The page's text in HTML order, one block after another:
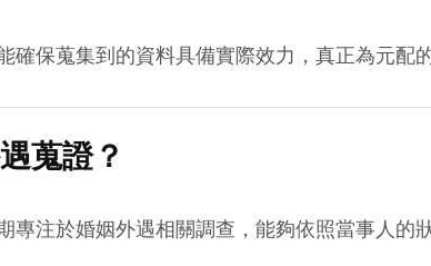
保蒐集到的資料具備實際效力，真正為元配
蒐證？
注於婚姻外遇相關調查，能夠依照當事人的